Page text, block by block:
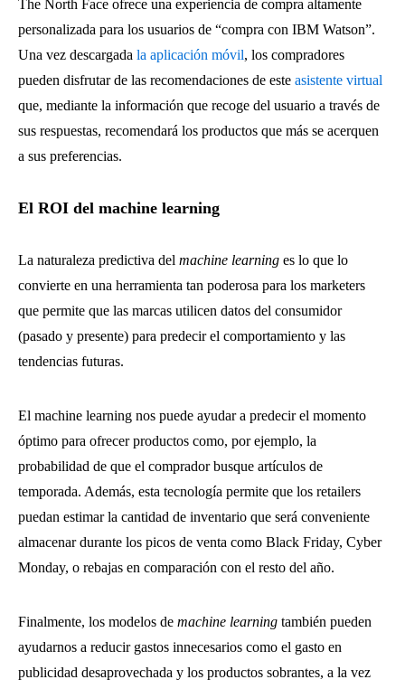
The North Face ofrece una experiencia de compra altamente
personalizada para los usuarios de “compra con IBM Watson”.
Una vez descargada la aplicación móvil, los compradores
pueden disfrutar de las recomendaciones de este asistente virtual
que, mediante la información que recoge del usuario a través de
sus respuestas, recomendará los productos que más se acerquen
a sus preferencias.
El ROI del machine learning
La naturaleza predictiva del machine learning es lo que lo
convierte en una herramienta tan poderosa para los marketers
que permite que las marcas utilicen datos del consumidor
(pasado y presente) para predecir el comportamiento y las
tendencias futuras.
El machine learning nos puede ayudar a predecir el momento
óptimo para ofrecer productos como, por ejemplo, la
probabilidad de que el comprador busque artículos de
temporada. Además, esta tecnología permite que los retailers
puedan estimar la cantidad de inventario que será conveniente
almacenar durante los picos de venta como Black Friday, Cyber
Monday, o rebajas en comparación con el resto del año.
Finalmente, los modelos de machine learning también pueden
ayudarnos a reducir gastos innecesarios como el gasto en
publicidad desaprovechada y los productos sobrantes, a la vez